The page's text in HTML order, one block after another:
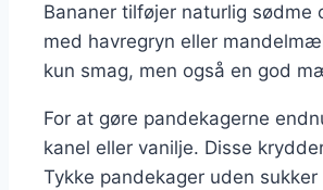
Bananer tilføjer naturlig sødme
med havregryn eller
kun smag, men også en god
For at gøre pandekagerne
kanel eller vanilje. Disse
Tykke pandekager uden